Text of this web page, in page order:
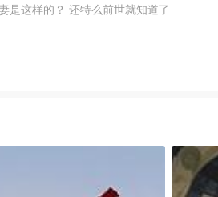
是这样的？ 还特么前世就知道了